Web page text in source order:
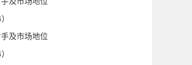
及市场地位